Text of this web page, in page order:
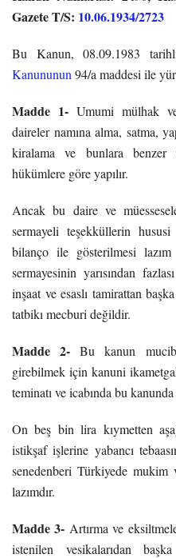
Gazete T/S: 10.06.1934/2723
Bu Kanun, 08.09.1983
Kanununun 94/a maddesi ile
Madde 1-Umumi mülhak
daireler namına alma, satma,
kiralama ve bunlara
hükümlere göre yapılır.
Ancak bu daire ve
sermayeli teşekküllerin
bilanço ile gösterilmesi
sermayesinin yarısından
inşaat ve esaslı tamirattan
tatbikı mecburi değildir.
Madde 2- Bu kanun
girebilmek için kanuni
teminatı ve icabında bu
On beş bin lira kıymetten
istikşaf işlerine yabancı
senedenberi Türkiyede mukim
lazımdır.
Madde 3- Artırma ve
istenilen vesikalarıdan